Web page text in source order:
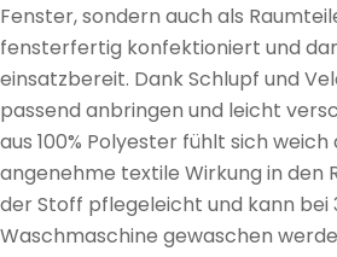
Fenster, sondern auch als
fensterfertig konfektioniert und
einsatzbereit. Dank Schlupf und
passend anbringen und leicht
aus 100% Polyester fühlt sich
angenehme textile Wirkung in den
der Stoff pflegeleicht und kann bei
Waschmaschine gewaschen